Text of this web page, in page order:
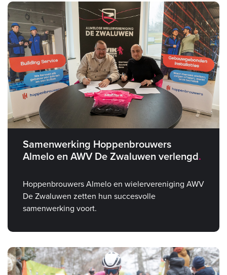
Samenwerking Hoppenbrouwers
Almelo en AWV De Zwaluwen verlengd
Hoppenbrouwers Almelo en wielervereniging AWV
De Zwaluwen zetten hun succesvolle
samenwerking voort.